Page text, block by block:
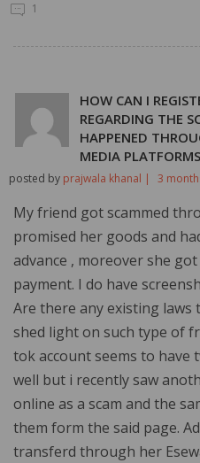
1
HOW CAN I
REGARDING THE
HAPPENED
MEDIA
posted by prajwala khanal | 3
My friend got scammed
promised her goods and
advance , moreover she
payment. I do have
Are there any existing
shed light on such type of
tok account seems to have
well but i recently saw
online as a scam and the
them form the said page.
transferd through her